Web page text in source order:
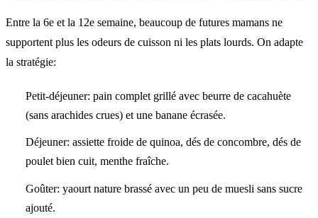
Entre la 6e et la 12e semaine, beaucoup de futures mamans ne
supportent plus les odeurs de cuisson ni les plats lourds. On adapte
la stratégie:
Petit-déjeuner: pain complet grillé avec beurre de cacahuète
(sans arachides crues) et une banane écrasée.
Déjeuner: assiette froide de quinoa, dés de concombre, dés de
poulet bien cuit, menthe fraîche.
Goûter: yaourt nature brassé avec un peu de muesli sans sucre
ajouté.